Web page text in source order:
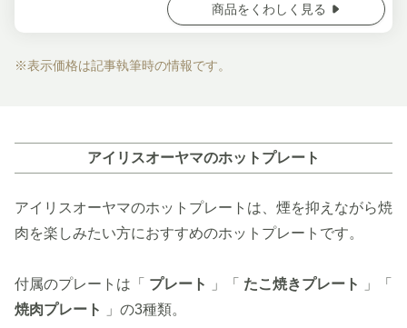
商品をくわしく見る
※表示価格は記事執筆時の情報です。
アイリスオーヤマのホットプレート
アイリスオーヤマのホットプレートは、煙を抑えながら焼
肉を楽しみたい方におすすめのホットプレートです。
付属のプレートは「 プレート 」「 たこ焼きプレート
」「
焼肉プレート
」の3種類。